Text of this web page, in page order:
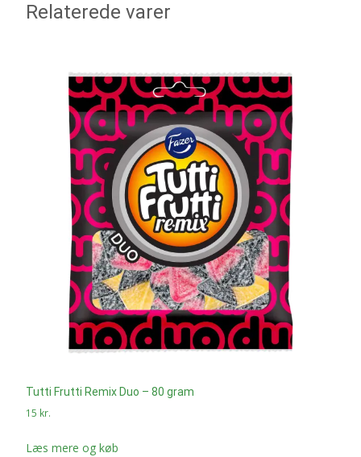
Relaterede varer
Tutti Frutti Remix Duo – 80 gram
15 kr.
Læs mere og køb